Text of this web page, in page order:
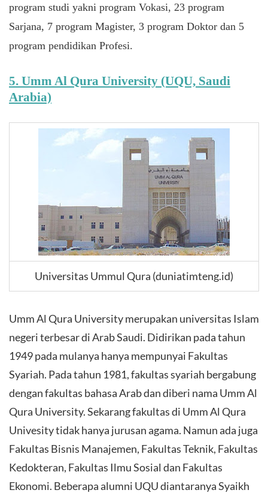
program studi yakni program Vokasi, 23 program
Sarjana, 7 program Magister, 3 program Doktor dan 5
program pendidikan Profesi.
5. Umm Al Qura University (UQU, Saudi
Arabia)
Universitas Ummul Qura (duniatimteng.id)
Umm Al Qura University merupakan universitas Islam
negeri terbesar di Arab Saudi. Didirikan pada tahun
1949 pada mulanya hanya mempunyai Fakultas
Syariah. Pada tahun 1981, fakultas syariah bergabung
dengan fakultas bahasa Arab dan diberi nama Umm Al
Qura University. Sekarang fakultas di Umm Al Qura
Univesity tidak hanya jurusan agama. Namun ada juga
Fakultas Bisnis Manajemen, Fakultas Teknik, Fakultas
Kedokteran, Fakultas Ilmu Sosial dan Fakultas
Ekonomi. Beberapa alumni UQU diantaranya Syaikh